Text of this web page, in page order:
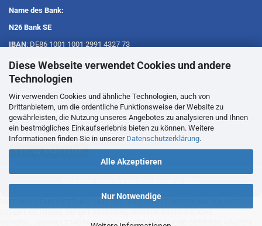
Diese Webseite verwendet Cookies und andere
Technologien
Wir verwenden Cookies und ähnliche Technologien, auch von
Drittanbietern, um die ordentliche Funktionsweise der Website zu
gewährleisten, die Nutzung unseres Angebotes zu analysieren und Ihnen
ein bestmögliches Einkaufserlebnis bieten zu können. Weitere
Informationen finden Sie in unserer Datenschutzerklärung.
Alle Akzeptieren
Nur Notwendige
Name des Bank:
N26 Bank SE
IBAN: DE86 1001 1001 2991 4327 73
BIC-/SWIFT: NTSBDEB1XXX
PAYPAL:
paypal@amg-art.de
Vertrag widerrufen
MOTORINSTANDSETZUNG MOTORSCHÄDEN GETRIEBESCHÄDEN MOTOR
GENERALÜBERHOLT MOTOR KAUFEN GETRIEBE SUCHE GETRIEBE KAUFEN